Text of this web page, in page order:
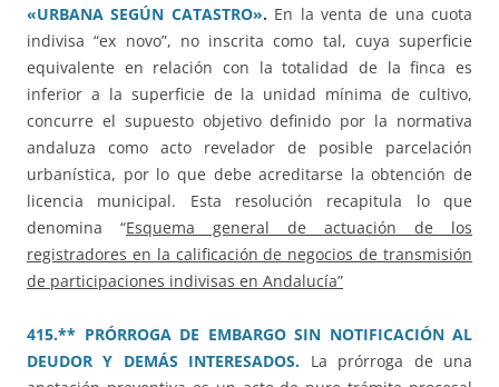
«URBANA SEGÚN CATASTRO». En la venta de una cuota
indivisa “ex novo”, no inscrita como tal, cuya superficie
equivalente en relación con la totalidad de la finca es
inferior a la superficie de la unidad mínima de cultivo,
concurre el supuesto objetivo definido por la normativa
andaluza como acto revelador de posible parcelación
urbanística, por lo que debe acreditarse la obtención de
licencia municipal. Esta resolución recapitula lo que
denomina “Esquema general de actuación de los
registradores en la calificación de negocios de transmisión
de participaciones indivisas en Andalucía”
415.** PRÓRROGA DE EMBARGO SIN NOTIFICACIÓN AL
DEUDOR Y DEMÁS INTERESADOS. La prórroga de una